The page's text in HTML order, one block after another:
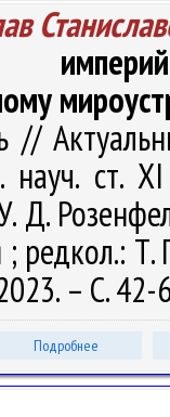
//
науч. ст.
Д.
; редкол.:
– С. 42-
Подробнее